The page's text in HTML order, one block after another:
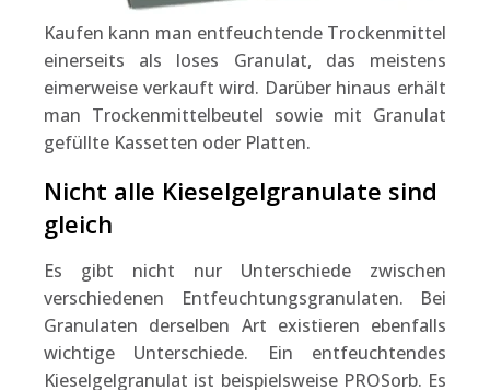
Kaufen kann man entfeuchtende Trockenmittel
einerseits als loses Granulat, das meistens
eimerweise verkauft wird. Darüber hinaus erhält
man Trockenmittelbeutel sowie mit Granulat
gefüllte Kassetten oder Platten.
Nicht alle Kieselgelgranulate sind
gleich
Es gibt nicht nur Unterschiede zwischen
verschiedenen Entfeuchtungsgranulaten. Bei
Granulaten derselben Art existieren ebenfalls
wichtige Unterschiede. Ein entfeuchtendes
Kieselgelgranulat ist beispielsweise PROSorb. Es